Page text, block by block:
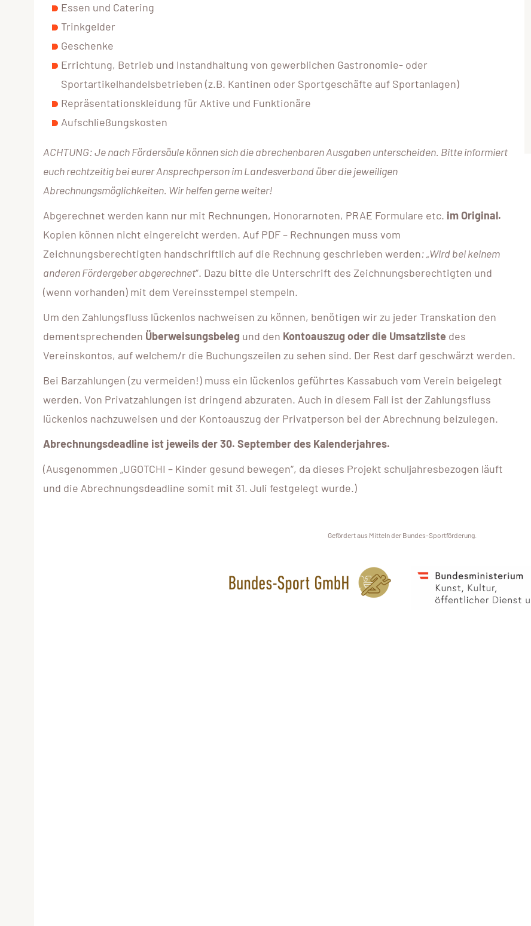
Essen und Catering
Trinkgelder
Geschenke
Errichtung, Betrieb und Instandhaltung von gewerblichen Gastronomie- oder
Sportartikelhandelsbetrieben (z.B. Kantinen oder Sportgeschäfte auf Sportanlagen)
Repräsentationskleidung für Aktive und Funktionäre
Aufschließungskosten
ACHTUNG: Je nach Fördersäule können sich die abrechenbaren Ausgaben unterscheiden. Bitte informiert
euch rechtzeitig bei eurer Ansprechperson im Landesverband über die jeweiligen
Abrechnungsmöglichkeiten. Wir helfen gerne weiter!
Abgerechnet werden kann nur mit Rechnungen, Honorarnoten, PRAE Formulare etc. im Original.
Kopien können nicht eingereicht werden. Auf PDF – Rechnungen muss vom
Zeichnungsberechtigten handschriftlich auf die Rechnung geschrieben werden: „Wird bei keinem
anderen Fördergeber abgerechnet“. Dazu bitte die Unterschrift des Zeichnungsberechtigten und
(wenn vorhanden) mit dem Vereinsstempel stempeln.
Um den Zahlungsfluss lückenlos nachweisen zu können, benötigen wir zu jeder Transkation den
dementsprechenden Überweisungsbeleg und den Kontoauszug oder die Umsatzliste des
Vereinskontos, auf welchem/r die Buchungszeilen zu sehen sind. Der Rest darf geschwärzt werden.
Bei Barzahlungen (zu vermeiden!) muss ein lückenlos geführtes Kassabuch vom Verein beigelegt
werden. Von Privatzahlungen ist dringend abzuraten. Auch in diesem Fall ist der Zahlungsfluss
lückenlos nachzuweisen und der Kontoauszug der Privatperson bei der Abrechnung beizulegen.
Abrechnungsdeadline ist jeweils der 30. September des Kalenderjahres.
(Ausgenommen „UGOTCHI – Kinder gesund bewegen“, da dieses Projekt schuljahresbezogen läuft
und die Abrechnungsdeadline somit mit 31. Juli festgelegt wurde.)
Gefördert aus Mitteln der Bundes-Sportförderung.